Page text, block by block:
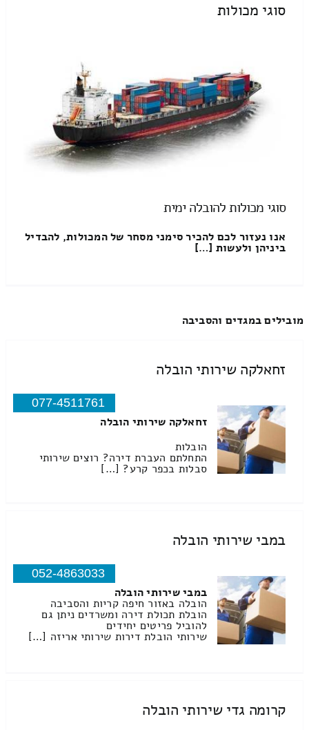
סוגי מכולות
סוגי מכולות להובלה ימית
אנו נעזור לכם להכיר סימני מסחר של המכולות, להבדיל
ביניהן ולעשות […]
מובילים במגדים והסביבה
זחאלקה שירותי הובלה
077-4511761
זחאלקה שירותי הובלה
הובלות
התחלתם העברת דירה? רוצים שירותי
סבלות בכפר קרע? […]
במבי שירותי הובלה
052-4863033
במבי שירותי הובלה
הובלה באזור חיפה קריות והסביבה
הובלת תכולת דירה ומשרדים ניתן גם
להוביל פריטים יחידים
שירותי הובלת דירות שירותי אריזה […]
קרומה גדי שירותי הובלה